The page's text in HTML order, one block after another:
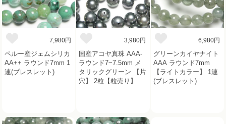
7,980円
ペルー産ジェムシリカ
AA++ ラウンド7mm 1
連(ブレスレット)
3,980円
国産アコヤ真珠 AAA-
ラウンド7~7.5mm メ
タリックグリーン 【片
穴】 2粒【粒売り】
6,980円
グリーンカイヤナイト
AAA ラウンド7mm
【ライトカラー】 1連
(ブレスレット)